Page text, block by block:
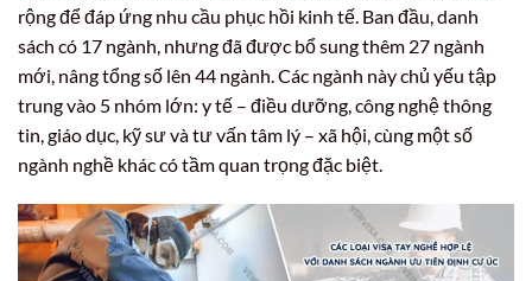
rộng để đáp ứng nhu cầu phục hồi kinh tế. Ban đầu, danh
sách có 17 ngành, nhưng đã được bổ sung thêm 27 ngành
mới, nâng tổng số lên 44 ngành. Các ngành này chủ yếu tập
trung vào 5 nhóm lớn: y tế – điều dưỡng, công nghệ thông
tin, giáo dục, kỹ sư và tư vấn tâm lý – xã hội, cùng một số
ngành nghề khác có tầm quan trọng đặc biệt.